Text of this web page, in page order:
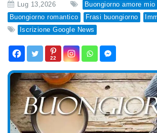
Lug 13,2026
Buongiorno amore mio
Buongiorno romantico
Frasi buongiorno
Iscrizione Google News
22